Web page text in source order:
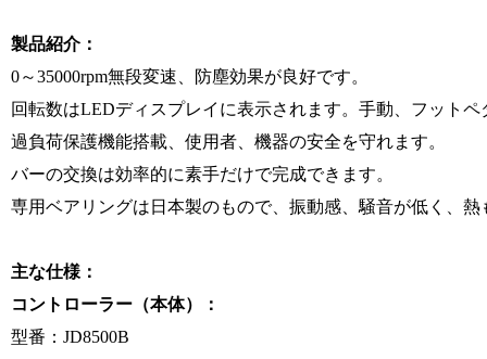
製品紹介：
0～35000rpm無段変速、防塵効果が良好です。
回転数はLEDディスプレイに表示されます。手動、フット
過負荷保護機能搭載、使用者、機器の安全を守れます。
バーの交換は効率的に素手だけで完成できます。
専用ベアリングは日本製のもので、振動感、騒音が低く、熱
主な仕様：
コントローラー（本体）：
型番：JD8500B